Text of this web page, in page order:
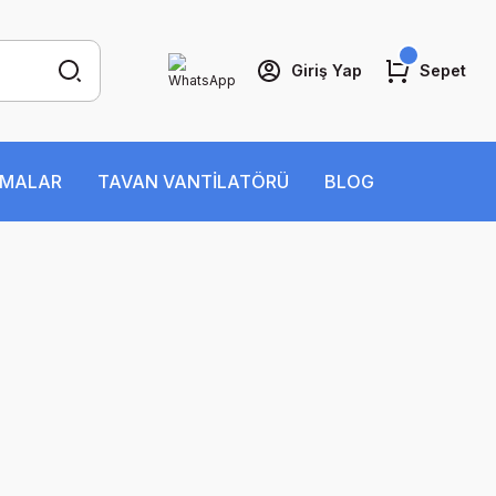
Giriş Yap Sepet
TAVAN VANTİLATÖRÜ BLOG